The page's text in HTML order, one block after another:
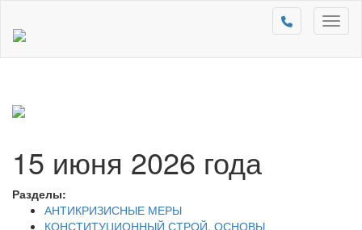
15 июня 2026 года
Разделы:
АНТИКРИЗИСНЫЕ МЕРЫ
КОНСТИТУЦИОННЫЙ СТРОЙ. ОСНОВЫ